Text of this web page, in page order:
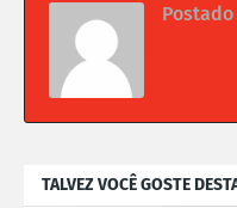
TALVEZ VOCÊ GOSTE